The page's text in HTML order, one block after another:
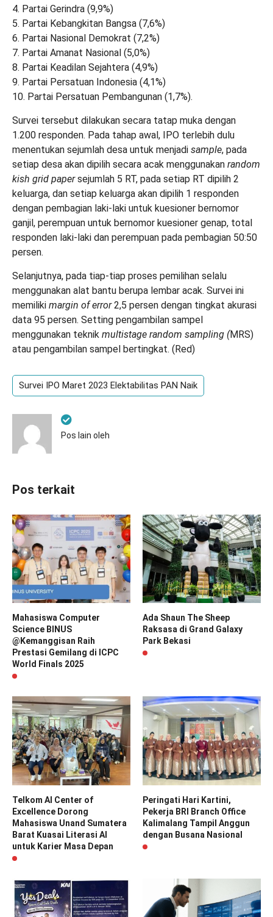
4. Partai Gerindra (9,9%)
5. Partai Kebangkitan Bangsa (7,6%)
6. Partai Nasional Demokrat (7,2%)
7. Partai Amanat Nasional (5,0%)
8. Partai Keadilan Sejahtera (4,9%)
9. Partai Persatuan Indonesia (4,1%)
10. Partai Persatuan Pembangunan (1,7%).
Survei tersebut dilakukan secara tatap muka dengan
1.200 responden. Pada tahap awal, IPO terlebih dulu
menentukan sejumlah desa untuk menjadi sample, pada
setiap desa akan dipilih secara acak menggunakan random
kish grid papersejumlah 5 RT, pada setiap RT dipilih 2
keluarga, dan setiap keluarga akan dipilih 1 responden
dengan pembagian laki-laki untuk kuesioner bernomor
ganjil, perempuan untuk bernomor kuesioner genap, total
responden laki-laki dan perempuan pada pembagian 50:50
persen.
Selanjutnya, pada tiap-tiap proses pemilihan selalu
menggunakan alat bantu berupa lembar acak. Survei ini
memiliki margin of error2,5 persen dengan tingkat akurasi
data 95 persen. Setting pengambilan sampel
menggunakan teknik multistage random sampling (MRS)
atau pengambilan sampel bertingkat. (Red)
Survei IPO Maret 2023 Elektabilitas PAN Naik
Pos lain oleh
Pos terkait
Mahasiswa Computer
Science BINUS
@Kemanggisan Raih
Prestasi Gemilang di ICPC
World Finals 2025
Ada Shaun The Sheep
Raksasa di Grand Galaxy
Park Bekasi
Telkom AI Center of
Excellence Dorong
Mahasiswa Unand Sumatera
Barat Kuasai Literasi AI
untuk Karier Masa Depan
Peringati Hari Kartini,
Pekerja BRI Branch Office
Kalimalang Tampil Anggun
dengan Busana Nasional